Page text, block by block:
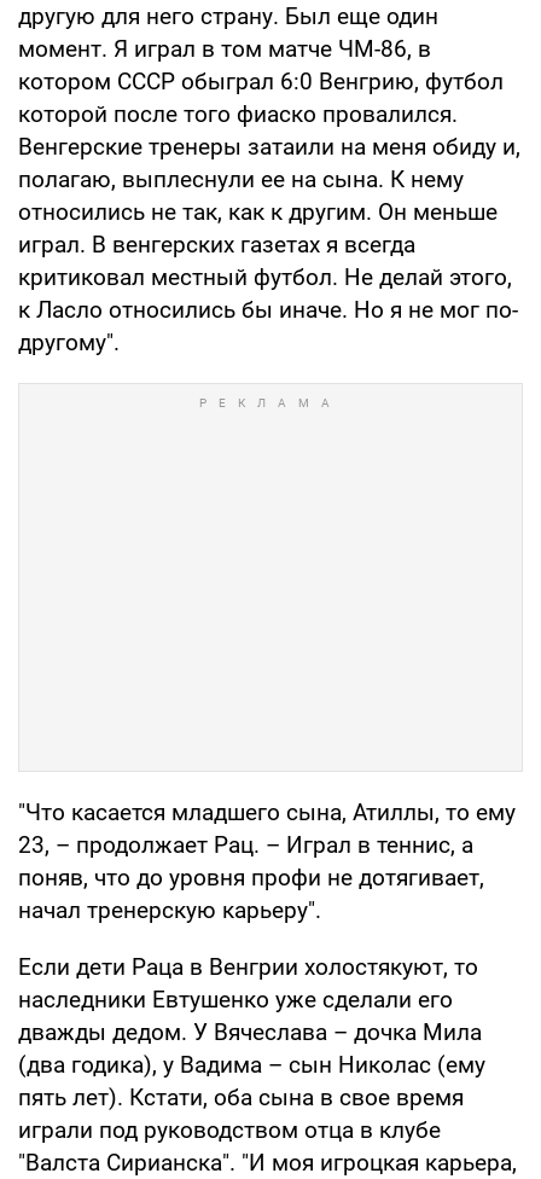
другую для него страну. Был еще один
момент. Я играл в том матче ЧМ-86, в
котором СССР обыграл 6:0 Венгрию, футбол
которой после того фиаско провалился.
Венгерские тренеры затаили на меня обиду и,
полагаю, выплеснули ее на сына. К нему
относились не так, как к другим. Он меньше
играл. В венгерских газетах я всегда
критиковал местный футбол. Не делай этого,
к Ласло относились бы иначе. Но я не мог по-
другому".
"Что касается младшего сына, Атиллы, то ему
23, – продолжает Рац. – Играл в теннис, а
поняв, что до уровня профи не дотягивает,
начал тренерскую карьеру".
Если дети Раца в Венгрии холостякуют, то
наследники Евтушенко уже сделали его
дважды дедом. У Вячеслава – дочка Мила
(два годика), у Вадима – сын Николас (ему
пять лет). Кстати, оба сына в свое время
играли под руководством отца в клубе
"Валста Сирианска". "И моя игроцкая карьера,